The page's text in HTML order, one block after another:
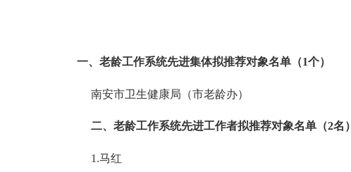
一、老龄工作系统先进集体拟推荐对象名单（1个）
南安市卫生健康局（市老龄办）
二、老龄工作系统先进工作者拟推荐对象名单（2名）
1.马红